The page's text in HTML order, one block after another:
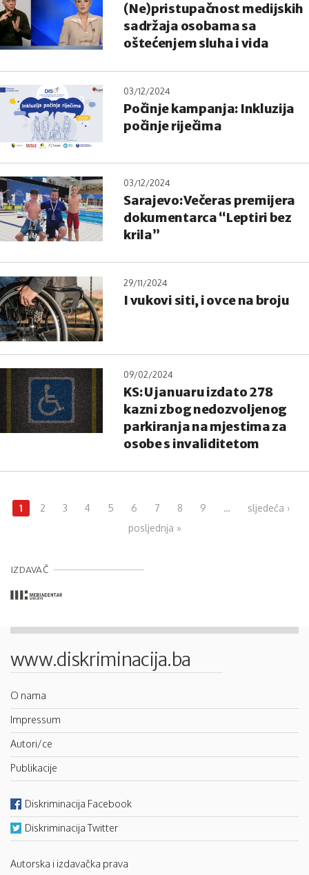
(Ne)pristupačnost medijskih
sadržaja osobama sa
oštećenjem sluha i vida
03/12/2024
Počinje kampanja: Inkluzija
počinje riječima
03/12/2024
Sarajevo: Večeras premijera
dokumentarca “Leptiri bez
krila”
29/11/2024
I vukovi siti, i ovce na broju
09/02/2024
KS: U januaru izdato 278
kazni zbog nedozvoljenog
parkiranja na mjestima za
osobe s invaliditetom
Pages
1 2 3 4 5 6 7 8 9 …
sljedeća ›
posljednja »
IZDAVAČ
www.diskriminacija.ba
O nama
Impressum
Autori/ce
Publikacije
Diskriminacija Facebook
Diskriminacija Twitter
Autorska i izdavačka prava